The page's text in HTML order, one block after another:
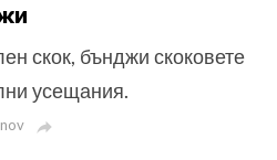
скок, бънджи скоковете
усещания.
